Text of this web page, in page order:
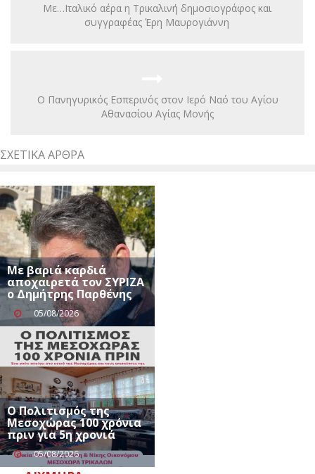
Με…Ιταλικό αέρα η Τρικαλινή δημοσιογράφος και
συγγραφέας Έρη Μαυρογιάννη
Ο Πανηγυρικός Εσπερινός στον Ιερό Ναό του Αγίου
Αθανασίου Αγίας Μονής
ΣΧΕΤΙΚΆ ΆΡΘΡΑ
Με βαριά καρδιά
αποχαιρετά τον ΣΥΡΙΖΑ
ο Δημήτρης Παρθένης
05/08/2026
Ο Πολιτισμός της
Μεσοχώρας 100 χρόνια
πριν για 5η χρονιά
05/08/2026